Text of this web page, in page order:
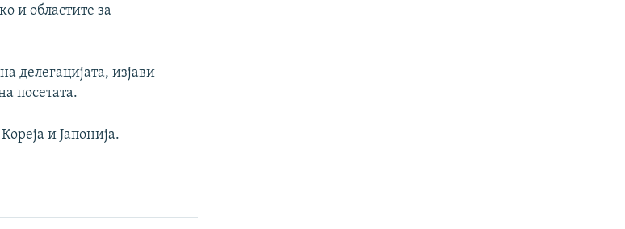
и областите за
делегацијата, изјави
посетата.
и Јапонија.